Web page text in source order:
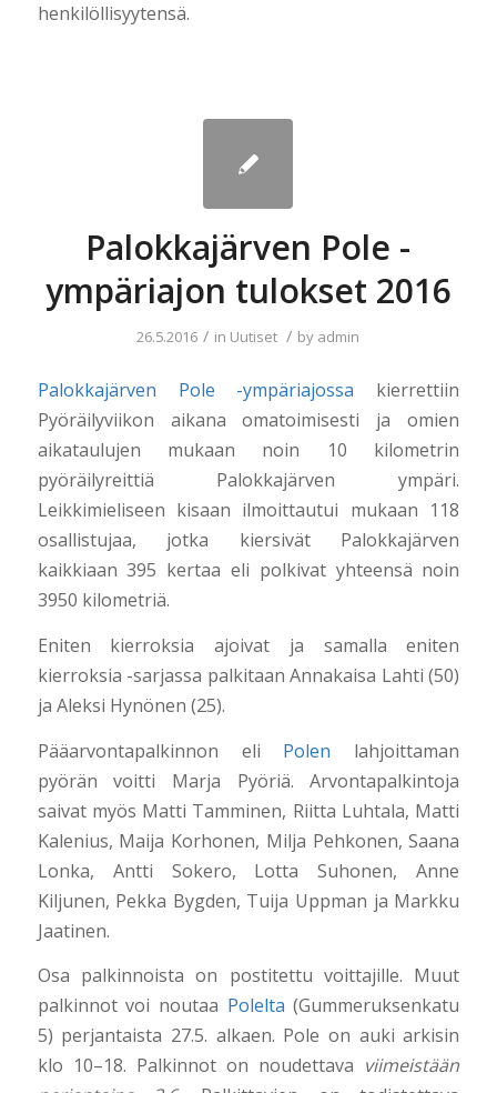
henkilöllisyytensä.
Palokkajärven Pole -
ympäriajon tulokset 2016
26.5.2016 / in Uutiset / by admin
Palokkajärven Pole -ympäriajossa kierrettiin
Pyöräilyviikon aikana omatoimisesti ja omien
aikataulujen mukaan noin 10 kilometrin
pyöräilyreittiä Palokkajärven ympäri.
Leikkimieliseen kisaan ilmoittautui mukaan 118
osallistujaa, jotka kiersivät Palokkajärven
kaikkiaan 395 kertaa eli polkivat yhteensä noin
3950 kilometriä.
Eniten kierroksia ajoivat ja samalla eniten
kierroksia -sarjassa palkitaan Annakaisa Lahti (50)
ja Aleksi Hynönen (25).
Pääarvontapalkinnon eli Polen lahjoittaman
pyörän voitti Marja Pyöriä. Arvontapalkintoja
saivat myös Matti Tamminen, Riitta Luhtala, Matti
Kalenius, Maija Korhonen, Milja Pehkonen, Saana
Lonka, Antti Sokero, Lotta Suhonen, Anne
Kiljunen, Pekka Bygden, Tuija Uppman ja Markku
Jaatinen.
Osa palkinnoista on postitettu voittajille. Muut
palkinnot voi noutaa Polelta (Gummeruksenkatu
5) perjantaista 27.5. alkaen. Pole on auki arkisin
klo 10–18. Palkinnot on noudettava viimeistään